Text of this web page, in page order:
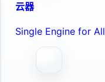
云器
Single Engine for All